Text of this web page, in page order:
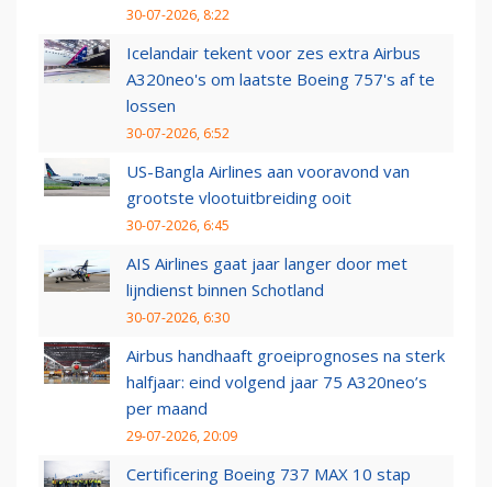
30-07-2026, 8:22
Icelandair tekent voor zes extra Airbus
A320neo's om laatste Boeing 757's af te
lossen
30-07-2026, 6:52
US-Bangla Airlines aan vooravond van
grootste vlootuitbreiding ooit
30-07-2026, 6:45
AIS Airlines gaat jaar langer door met
lijndienst binnen Schotland
30-07-2026, 6:30
Airbus handhaaft groeiprognoses na sterk
halfjaar: eind volgend jaar 75 A320neo’s
per maand
29-07-2026, 20:09
Certificering Boeing 737 MAX 10 stap